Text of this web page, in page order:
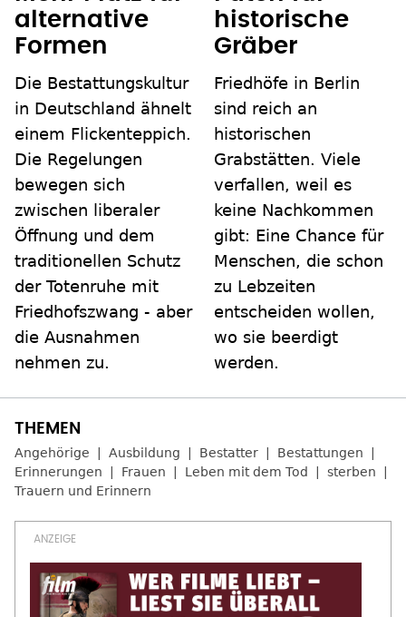
alternative
Formen
Die Bestattungskultur
in Deutschland ähnelt
einem Flickenteppich.
Die Regelungen
bewegen sich
zwischen liberaler
Öffnung und dem
traditionellen Schutz
der Totenruhe mit
Friedhofszwang - aber
die Ausnahmen
nehmen zu.
historische
Gräber
Friedhöfe in Berlin
sind reich an
historischen
Grabstätten. Viele
verfallen, weil es
keine Nachkommen
gibt: Eine Chance für
Menschen, die schon
zu Lebzeiten
entscheiden wollen,
wo sie beerdigt
werden.
Angehörige Ausbildung Bestatter
Bestattungen
Erinnerungen
Frauen Leben mit dem Tod
sterben
Trauern und Erinnern